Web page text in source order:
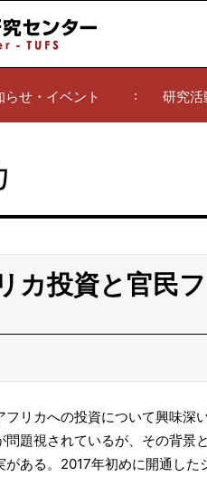
らせ・イベント 研究活
カ投資と官民
リカへの投資について興味深
題視されているが、その背景
ある。2017年初めに開通した